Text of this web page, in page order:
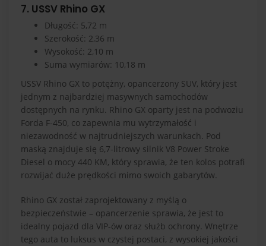
7. USSV Rhino GX
Długość: 5,72 m
Szerokość: 2,36 m
Wysokość: 2,10 m
Suma wymiarów: 10,18 m
USSV Rhino GX to potężny, opancerzony SUV, który jest
jednym z najbardziej masywnych samochodów
dostępnych na rynku. Rhino GX oparty jest na podwoziu
Forda F-450, co zapewnia mu wytrzymałość i
niezawodność w najtrudniejszych warunkach. Pod
maską znajduje się 6,7-litrowy silnik V8 Power Stroke
Diesel o mocy 440 KM, który sprawia, że ten kolos potrafi
rozwijać duże prędkości mimo swoich gabarytów.
Rhino GX został zaprojektowany z myślą o
bezpieczeństwie – opancerzenie sprawia, że jest to
idealny pojazd dla VIP-ów oraz służb ochrony. Wnętrze
tego auta to luksus w czystej postaci, z wysokiej jakości